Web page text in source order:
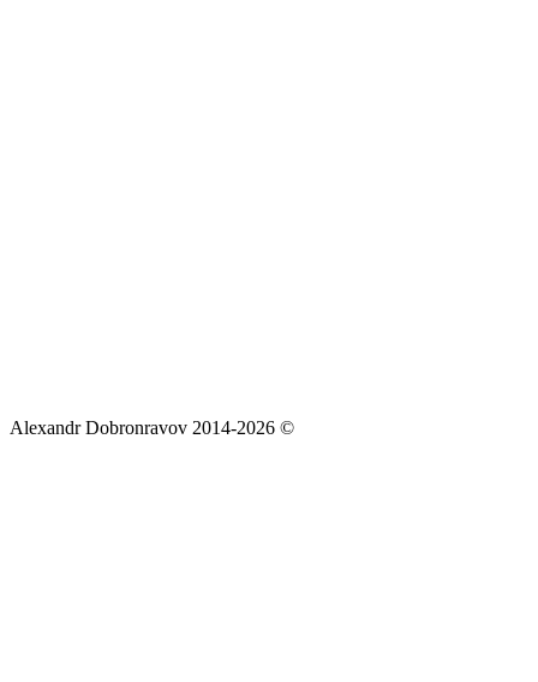
Alexandr Dobronravov 2014-2026 ©